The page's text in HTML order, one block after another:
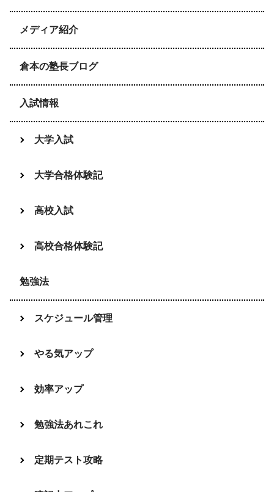
メディア紹介
倉本の塾長ブログ
入試情報
大学入試
大学合格体験記
高校入試
高校合格体験記
勉強法
スケジュール管理
やる気アップ
効率アップ
勉強法あれこれ
定期テスト攻略